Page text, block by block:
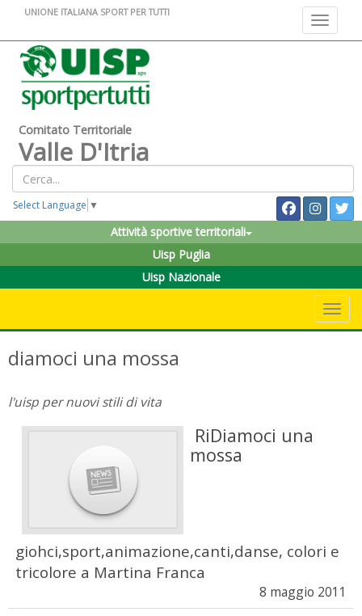
Toggle
UNIONE ITALIANA SPORT PER TUTTI
Comitato Territoriale
Valle D'Itria
Select Language ▼
Attività sportive territoriali
Uisp Puglia
Uisp Nazionale
diamoci una mossa
l'uisp per nuovi stili di vita
RiDiamoci una
mossa
giohci,sport,animazione,canti,danse, colori e
tricolore a Martina Franca
8 maggio 2011